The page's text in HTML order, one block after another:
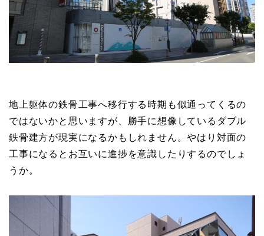
地上躯体の鉄骨工事へ移行する時期も似通ってくるの
ではないかと思いますが、勝手に想像しているダブル
鉄骨建方が現実になるかもしれません。やはり対面の
工事になるとお互いに進捗を意識したりするのでしょ
うか。